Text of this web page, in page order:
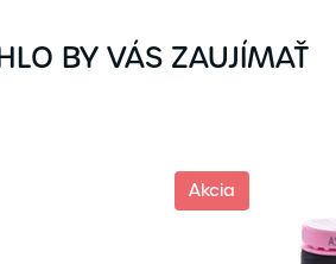
BY VÁS ZAUJÍMAŤ
Akcia